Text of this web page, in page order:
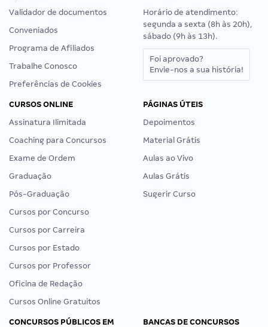
Validador de documentos
Conveniados
Programa de Afiliados
Trabalhe Conosco
Preferências de Cookies
Horário de atendimento:
segunda a sexta (8h às 20h),
sábado (9h às 13h).
Foi aprovado?
Envie-nos a sua história!
CURSOS ONLINE
Assinatura Ilimitada
Coaching para Concursos
Exame de Ordem
Graduação
Pós-Graduação
Cursos por Concurso
Cursos por Carreira
Cursos por Estado
Cursos por Professor
Oficina de Redação
Cursos Online Gratuitos
PÁGINAS ÚTEIS
Depoimentos
Material Grátis
Aulas ao Vivo
Aulas Grátis
Sugerir Curso
CONCURSOS PÚBLICOS EM
BANCAS DE CONCURSOS